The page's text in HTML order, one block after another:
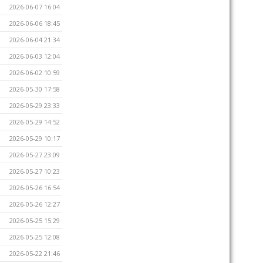
2026-06-07 16:04
2026-06-06 18:45
2026-06-04 21:34
2026-06-03 12:04
2026-06-02 10:59
2026-05-30 17:58
2026-05-29 23:33
2026-05-29 14:52
2026-05-29 10:17
2026-05-27 23:09
2026-05-27 10:23
2026-05-26 16:54
2026-05-26 12:27
2026-05-25 15:29
2026-05-25 12:08
2026-05-22 21:46